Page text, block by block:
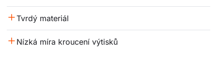
Tvrdý materiál
Nízká míra kroucení výtisků